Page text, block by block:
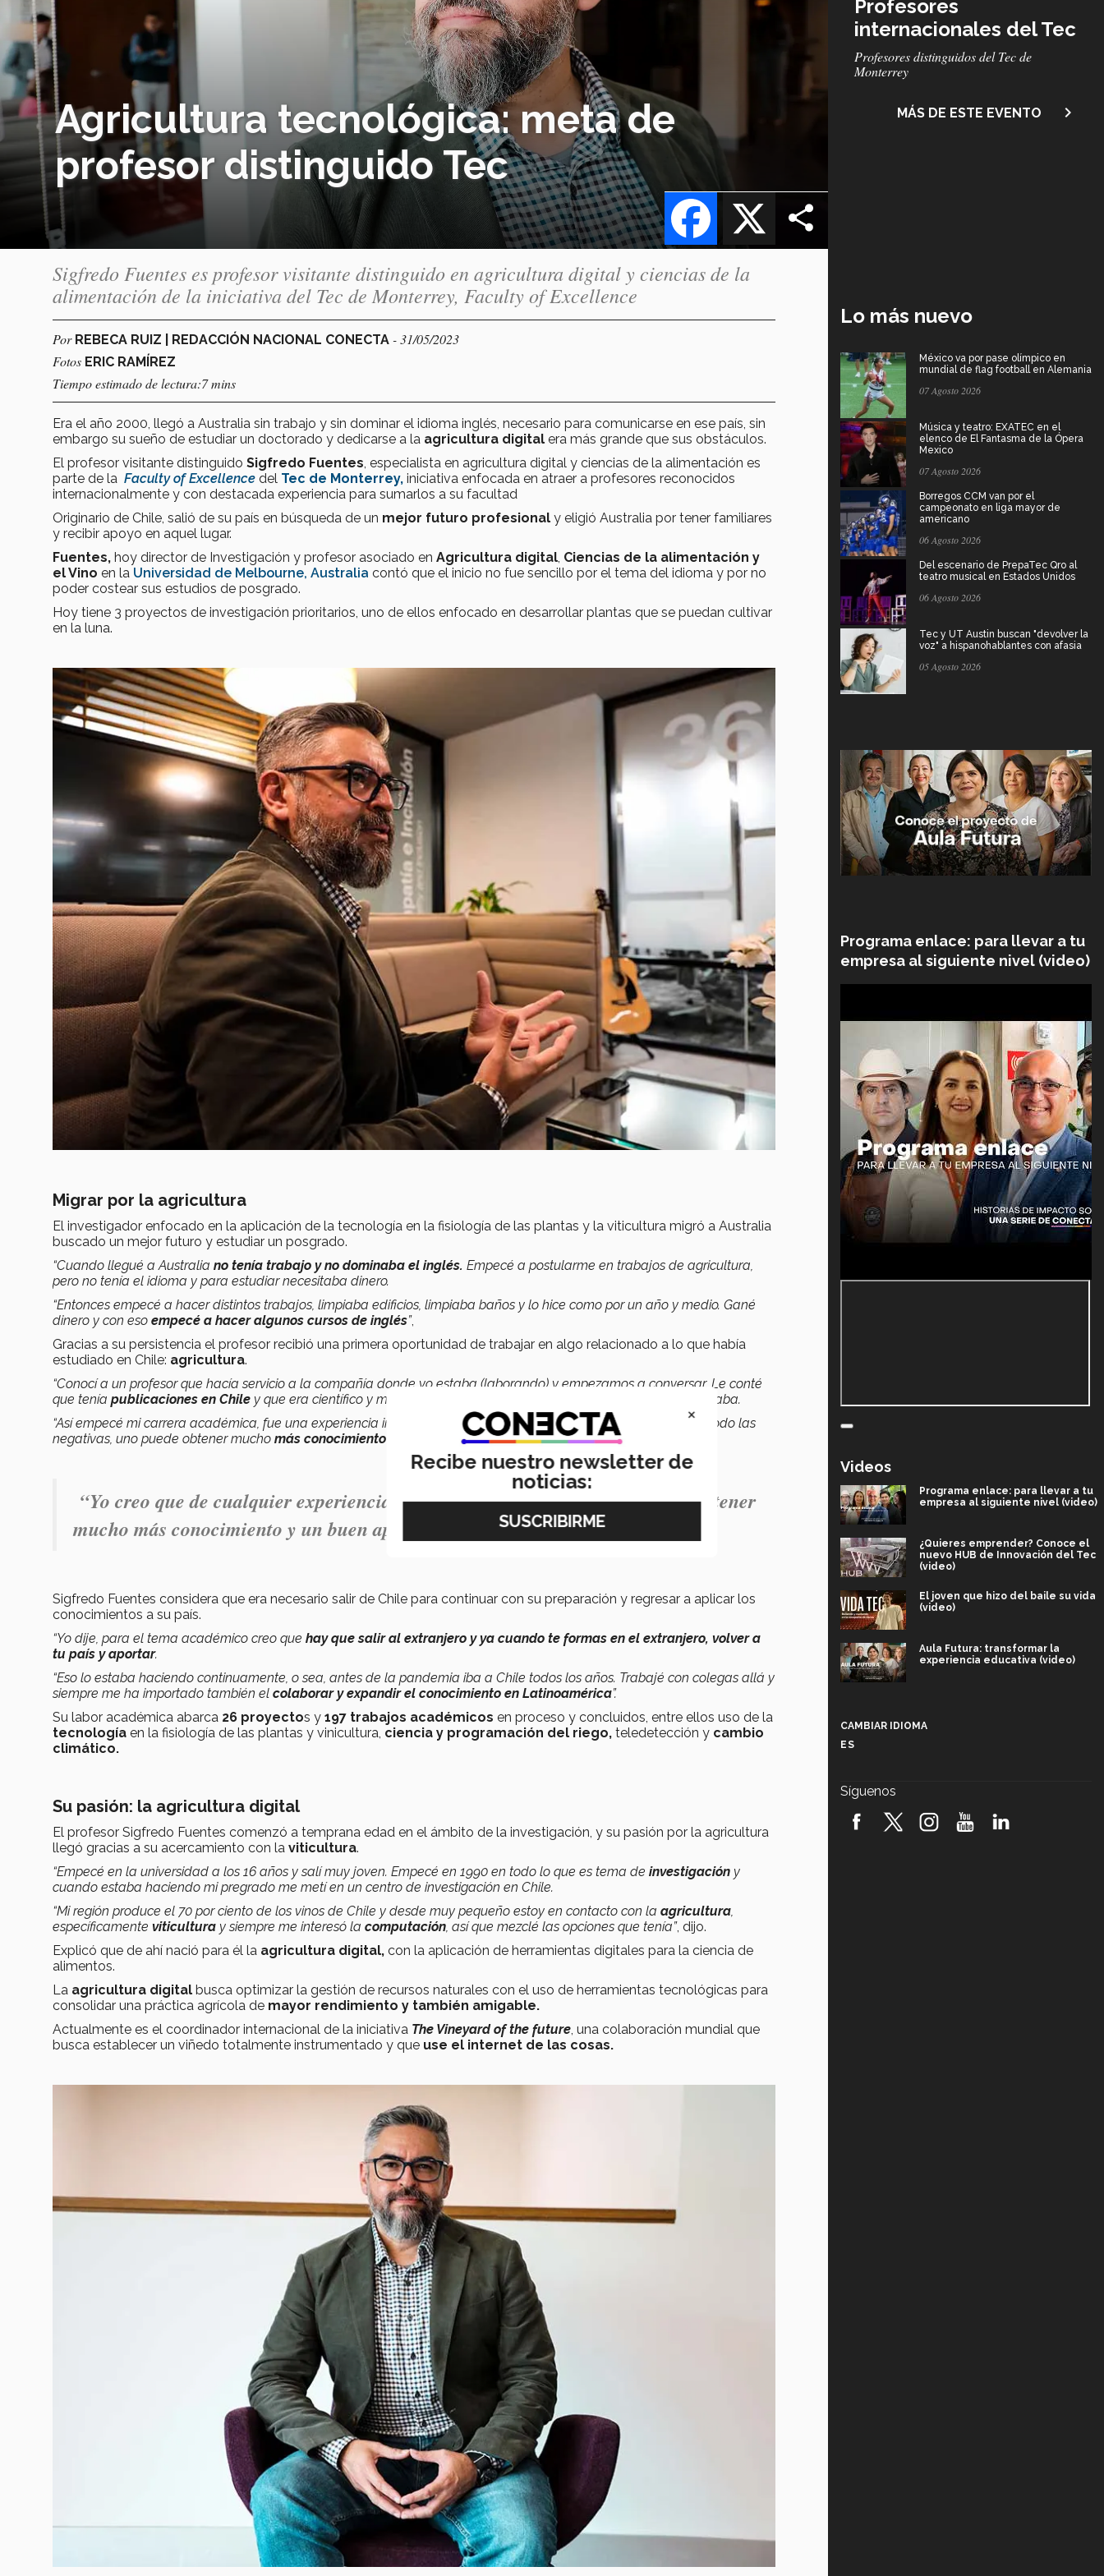
Agricultura tecnológica: meta de
profesor distinguido Tec
X
Facebook
Profesores
internacionales del Tec
Subtítulo
Profesores distinguidos del Tec de
Monterrey
MÁS DE ESTE EVENTO navigate_next
Sigfredo Fuentes es profesor visitante distinguido en agricultura digital y ciencias de la
alimentación de la iniciativa del Tec de Monterrey, Faculty of Excellence
Por REBECA RUIZ | REDACCIÓN NACIONAL CONECTA - 31/05/2023
Fotos ERIC RAMÍREZ
Tiempo estimado de lectura:7 mins
Era el año 2000, llegó a Australia sin trabajo y sin dominar el idioma inglés, necesario para comunicarse en ese país, sin
embargo su sueño de estudiar un doctorado y dedicarse a la agricultura digital era más grande que sus obstáculos.
El profesor visitante distinguido Sigfredo Fuentes, especialista en agricultura digital y ciencias de la alimentación es
parte de la Faculty of Excellence del Tec de Monterrey, iniciativa enfocada en atraer a profesores reconocidos
internacionalmente y con destacada experiencia para sumarlos a su facultad
Originario de Chile, salió de su país en búsqueda de un mejor futuro profesional y eligió Australia por tener familiares
y recibir apoyo en aquel lugar.
Fuentes, hoy director de Investigación y profesor asociado en Agricultura digital, Ciencias de la alimentación y
el Vino en la Universidad de Melbourne, Australia contó que el inicio no fue sencillo por el tema del idioma y por no
poder costear sus estudios de posgrado.
Hoy tiene 3 proyectos de investigación prioritarios, uno de ellos enfocado en desarrollar plantas que se puedan cultivar
en la luna.
Migrar por la agricultura
El investigador enfocado en la aplicación de la tecnología en la fisiología de las plantas y la viticultura migró a Australia
buscado un mejor futuro y estudiar un posgrado.
“Cuando llegué a Australia no tenía trabajo y no dominaba el inglés. Empecé a postularme en trabajos de agricultura,
pero no tenía el idioma y para estudiar necesitaba dinero.
“Entonces empecé a hacer distintos trabajos, limpiaba edificios, limpiaba baños y lo hice como por un año y medio. Gané
dinero y con eso empecé a hacer algunos cursos de inglés”,
Gracias a su persistencia el profesor recibió una primera oportunidad de trabajar en algo relacionado a lo que había
estudiado en Chile: agricultura.
“Conocí a un profesor que hacía servicio a la compañía donde yo estaba (laborando) y empezamos a conversar. Le conté
que tenía publicaciones en Chile y que era científico y me ofreció iniciar a estudiar un doctorado donde él trabajaba.
“Así empecé mi carrera académica, fue una experiencia importante. Yo creo que de cualquier experiencia, sobre todo las
negativas, uno puede obtener mucho más conocimiento y un buen aprendizaje”, agregó.
“Yo creo que de cualquier experiencia, sobre todo las negativas, uno puede obtener
muchomás conocimiento y un buen aprendizaje”.
Sigfredo Fuentes considera que era necesario salir de Chile para continuar con su preparación y regresar a aplicar los
conocimientos a su país.
“Yo dije, para el tema académico creo que hay que salir al extranjero y ya cuando te formas en el extranjero, volver a
tu país y aportar.
“Eso lo estaba haciendo continuamente, o sea, antes de la pandemia iba a Chile todos los años. Trabajé con colegas allá y
siempre me ha importado también el colaborar y expandir el conocimiento en Latinoamérica”.
Su labor académica abarca 26 proyectos y 197 trabajos académicos en proceso y concluidos, entre ellos uso de la
tecnología en la fisiología de las plantas y vinicultura, ciencia y programación del riego, teledetección y cambio
climático.
Su pasión: la agricultura digital
El profesor Sigfredo Fuentes comenzó a temprana edad en el ámbito de la investigación, y su pasión por la agricultura
llegó gracias a su acercamiento con la viticultura.
“Empecé en la universidad a los 16 años y salí muy joven. Empecé en 1990 en todo lo que es tema de investigación y
cuando estaba haciendo mi pregrado me metí en un centro de investigación en Chile.
“Mi región produce el 70 por ciento de los vinos de Chile y desde muy pequeño estoy en contacto con la agricultura,
específicamente viticultura y siempre me interesó la computación, así que mezclé las opciones que tenía”, dijo.
Explicó que de ahí nació para él la agricultura digital, con la aplicación de herramientas digitales para la ciencia de
alimentos.
La agricultura digital busca optimizar la gestión de recursos naturales con el uso de herramientas tecnológicas para
consolidar una práctica agrícola de mayor rendimiento y también amigable.
Actualmente es el coordinador internacional de la iniciativa The Vineyard of the future, una colaboración mundial que
busca establecer un viñedo totalmente instrumentado y que use el internet de las cosas.
Lo más nuevo
México va por pase olímpico en
mundial de flag football en Alemania
07 Agosto 2026
Música y teatro: EXATEC en el
elenco de El Fantasma de la Ópera
Mexico
07 Agosto 2026
Borregos CCM van por el
campeonato en liga mayor de
americano
06 Agosto 2026
Del escenario de PrepaTec Qro al
teatro musical en Estados Unidos
06 Agosto 2026
Tec y UT Austin buscan "devolver la
voz" a hispanohablantes con afasia
05 Agosto 2026
Programa enlace: para llevar a tu
empresa al siguiente nivel (video)
Videos
Programa enlace: para llevar a tu
empresa al siguiente nivel (video)
¿Quieres emprender? Conoce el
nuevo HUB de Innovación del Tec
(video)
El joven que hizo del baile su vida
(video)
Aula Futura: transformar la
experiencia educativa (video)
robótica FIRST 2026! (video)
CAMBIAR IDIOMA
ES
Síguenos
×
Recibe nuestro newsletter de
noticias: